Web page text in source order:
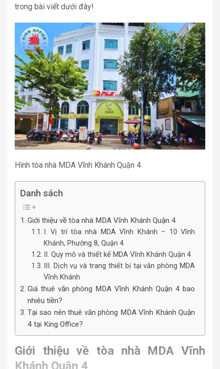
trong bài viết dưới đây!
Hình tòa nhà MDA Vĩnh Khánh Quận 4
Danh sách
Giới thiệu về tòa nhà MDA Vĩnh Khánh Quận 4
I. Vị trí tòa nhà MDA Vĩnh Khánh – 10 Vĩnh
Khánh, Phường 8, Quận 4
II. Quy mô và thiết kế MDA Vĩnh Khánh Quận 4
III. Dịch vụ và trang thiết bị tại văn phòng MDA
Vĩnh Khánh
Giá thuê văn phòng MDA Vĩnh Khánh Quận 4 bao
nhiêu tiền?
Tại sao nên thuê văn phòng MDA Vĩnh Khánh Quận
4 tại King Office?
Giới thiệu về tòa nhà MDA Vĩnh
Khánh Quận 4